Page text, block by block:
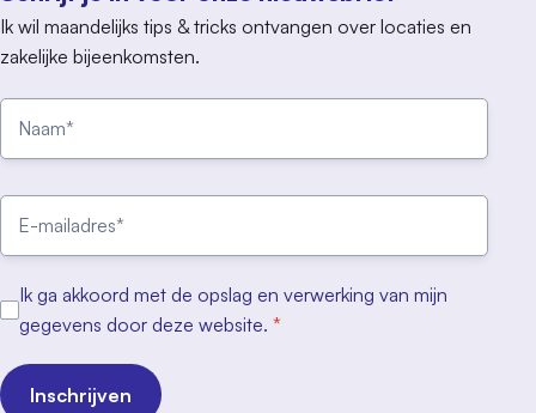
Ik wil maandelijks tips & tricks ontvangen over locaties en
zakelijke bijeenkomsten.
Ik ga akkoord met de opslag en verwerking van mijn
gegevens door deze website. *
Inschrijven